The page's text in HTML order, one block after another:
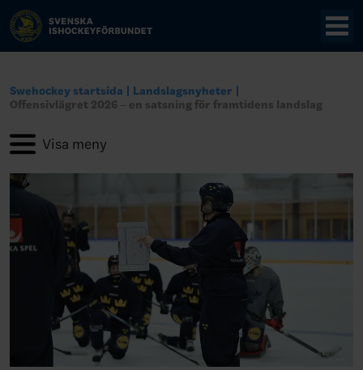
Swehockey startsida
Landslagsnyheter
Offensivlägret 2026 – en satsning för framtidens landslag